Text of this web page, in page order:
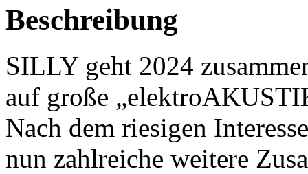
Beschreibung
SILLY geht 2024
auf große
Nach dem riesigen
nun zahlreiche weitere